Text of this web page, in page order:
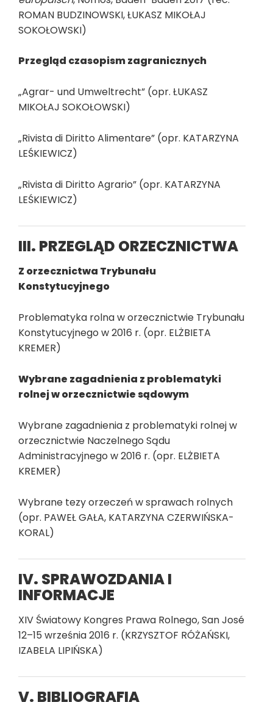
ROMAN BUDZINOWSKI, ŁUKASZ MIKOŁAJ
SOKOŁOWSKI)
Przegląd czasopism zagranicznych
„Agrar- und Umweltrecht” (opr. ŁUKASZ
MIKOŁAJ SOKOŁOWSKI)
„Rivista di Diritto Alimentare” (opr. KATARZYNA
LEŚKIEWICZ)
„Rivista di Diritto Agrario” (opr. KATARZYNA
LEŚKIEWICZ)
III. PRZEGLĄD ORZECZNICTWA
Z orzecznictwa Trybunału
Konstytucyjnego
Problematyka rolna w orzecznictwie Trybunału
Konstytucyjnego w 2016 r. (opr. ELŻBIETA
KREMER)
Wybrane zagadnienia z problematyki
rolnej w orzecznictwie sądowym
Wybrane zagadnienia z problematyki rolnej w
orzecznictwie Naczelnego Sądu
Administracyjnego w 2016 r. (opr. ELŻBIETA
KREMER)
Wybrane tezy orzeczeń w sprawach rolnych
(opr. PAWEŁ GAŁA, KATARZYNA CZERWIŃSKA-
KORAL)
IV. SPRAWOZDANIA I
INFORMACJE
XIV Światowy Kongres Prawa Rolnego, San José
12–15 września 2016 r. (KRZYSZTOF RÓŻAŃSKI,
IZABELA LIPIŃSKA)
V. BIBLIOGRAFIA